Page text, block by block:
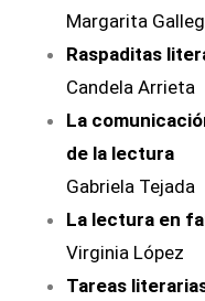
Margarita
Raspaditas
Candela Arrieta
La
de la lectura
Gabriela Tejada
La lectura en
Virginia López
Tareas